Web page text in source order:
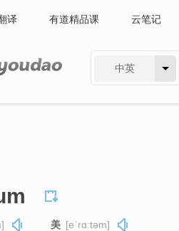
译 有道精品课 云笔记
中英
美 [eˈrɑːtəm]